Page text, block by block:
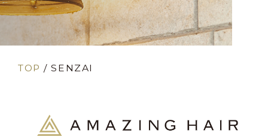
TOP /SENZAI